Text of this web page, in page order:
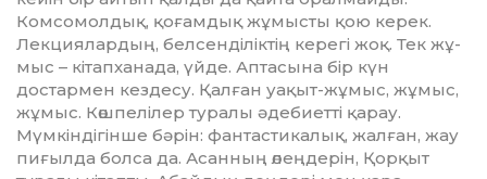
Комсомолдық, қоғамдық жұ­мыс­­ты қою керек.
Лекциялардың, бел­сенділіктің керегі жоқ. Тек жұ­
мыс – кітапханада, үйде. Аптасына бір күн
достармен кездесу. Қалған уақыт-жұмыс, жұмыс,
жұмыс. Көш­­пелілер туралы әдебиетті қа­рау.
Мүмкіндігінше бәрін: фан­тас­тикалық, жалған, жау
пиғылда бол­са да. Асанның өлеңдерін, Қор­қыт